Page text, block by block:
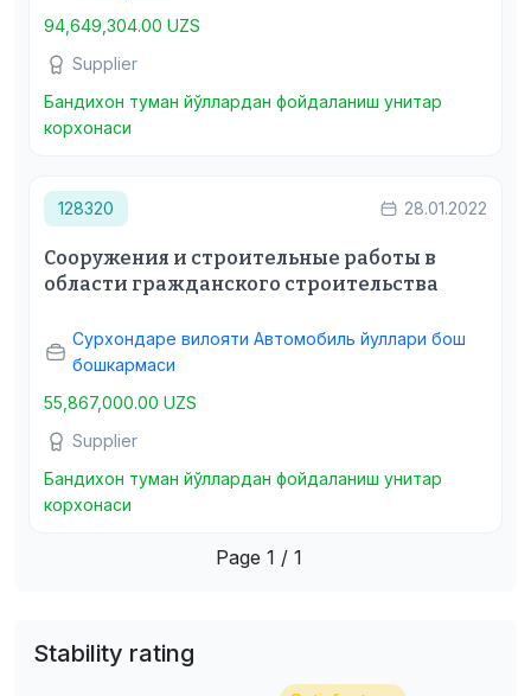
94,649,304.00 UZS
Supplier
Бандихон туман йўллардан фойдаланиш унитар
корхонаси
128320 28.01.2022
Сооружения и строительные работы в
области гражданского строительства
Сурхондаре вилояти Автомобиль йуллари бош
бошкармаси
55,867,000.00 UZS
Supplier
Бандихон туман йўллардан фойдаланиш унитар
корхонаси
Page 1 / 1
Stability rating